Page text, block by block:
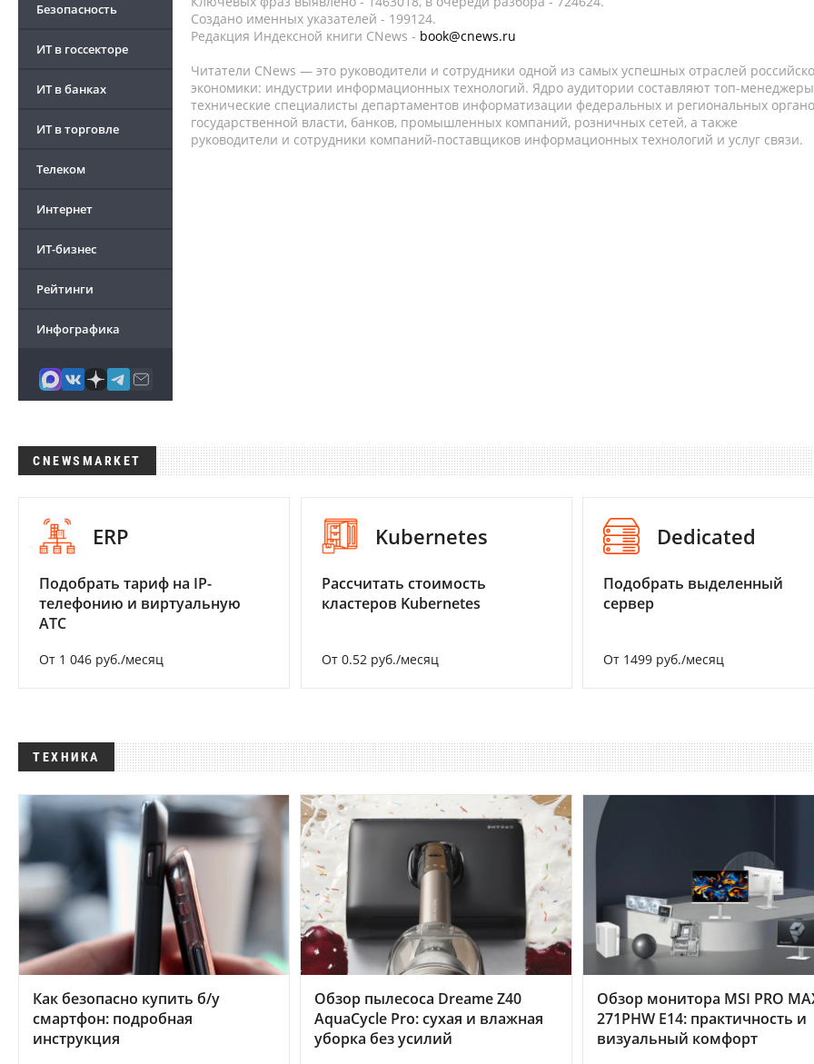
Безопасность
ИТ в госсекторе
ИТ в банках
ИТ в торговле
Телеком
Интернет
ИТ-бизнес
Рейтинги
Инфографика
Создано именных указателей - 199124.
Редакция Индексной книги CNews - book@cnews.ru
Читатели CNews — это руководители и сотрудники одной из самых успешных отраслей
экономики: индустрии информационных технологий. Ядро аудитории составляют топ-
технические специалисты департаментов информатизации федеральных и региональных
государственной власти, банков, промышленных компаний, розничных сетей, а также
руководители и сотрудники компаний-поставщиков информационных технологий и услуг связи.
CNEWSMARKET
ERP
Подобрать тариф на IP-
телефонию и виртуальную
АТС
От 1 046 руб./месяц
Kubernetes
Рассчитать стоимость
кластеров Kubernetes
От 0.52 руб./месяц
Dedicated
Подобрать выделенный
сервер
От 1499 руб./месяц
ТЕХНИКА
Как безопасно купить б/у
смартфон: подробная
инструкция
Обзор пылесоса Dreame Z40
AquaCycle Pro: сухая и влажная
уборка без усилий
Обзор монитора MSI PRO
271PHW E14: практичность и
визуальный комфорт